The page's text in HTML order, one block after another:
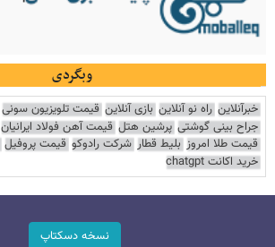
وبگردی
خبرآنلاین راه نو آنلاین بازی آنلاین قیمت تلویزیون سونی
جراح بینی گوشتی پرشین هتل قیمت آهن فولاد ایرانیان
قیمت طلا امروز بلیط قطار شرکت رادوکو قیمت پروفیل
خرید اکانت chatgpt
نسخه دسکتاپ